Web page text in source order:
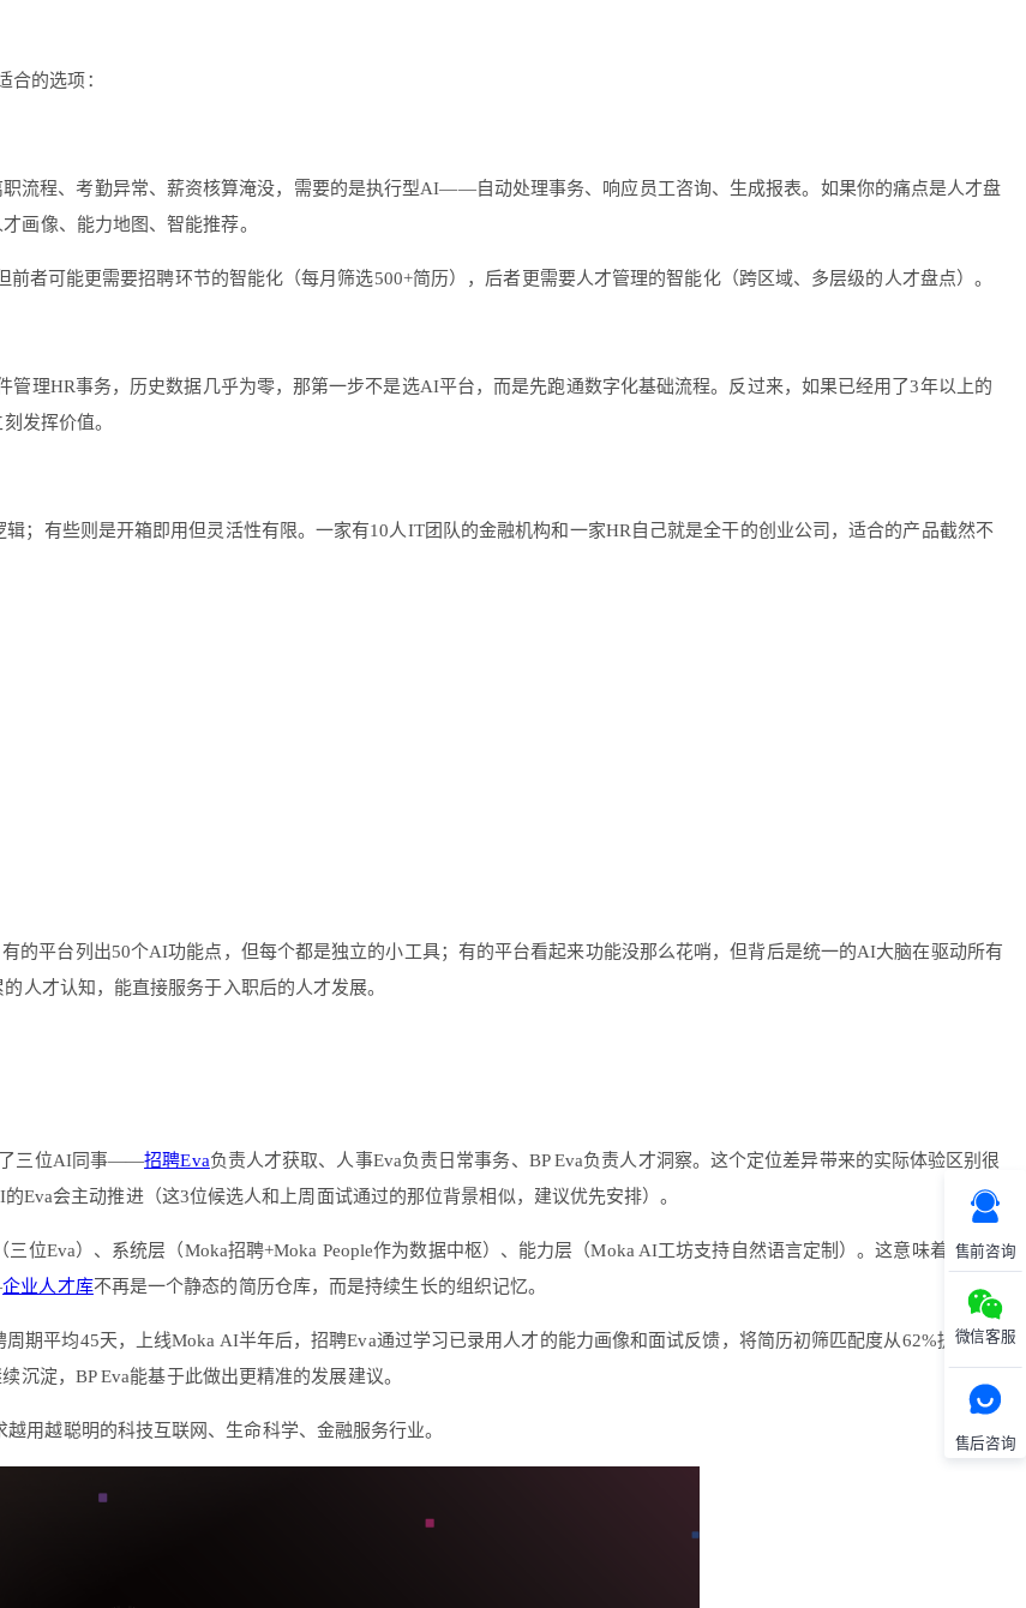
售前咨询
微信客服
售后咨询
合的选项：
流程、考勤异常、薪资核算淹没，需要的是执行型AI——自动处理事务、响应员工咨询、生成报表。如果你的痛点是人才盘
画像、能力地图、智能推荐。
者可能更需要招聘环节的智能化（每月筛选500+简历），后者更需要人才管理的智能化（跨区域、多层级的人才盘点）。
理HR事务，历史数据几乎为零，那第一步不是选AI平台，而是先跑通数字化基础流程。反过来，如果已经用了3年以上的
发挥价值。
；有些则是开箱即用但灵活性有限。一家有10人IT团队的金融机构和一家HR自己就是全干的创业公司，适合的产品截然不
的平台列出50个AI功能点，但每个都是独立的小工具；有的平台看起来功能没那么花哨，但背后是统一的AI大脑在驱动所有
才认知，能直接服务于入职后的人才发展。
了三位AI同事——招聘Eva负责人才获取、人事Eva负责日常事务、BP Eva负责人才洞察。这个定位差异带来的实际体验区别很
Eva会主动推进（这3位候选人和上周面试通过的那位背景相似，建议优先安排）。
位Eva）、系统层（Moka招聘+Moka People作为数据中枢）、能力层（Moka AI工坊支持自然语言定制）。这意味着企业在
企业人才库不再是一个静态的简历仓库，而是持续生长的组织记忆。
期平均45天，上线Moka AI半年后，招聘Eva通过学习已录用人才的能力画像和面试反馈，将简历初筛匹配度从62%提升到
沉淀，BP Eva能基于此做出更精准的发展建议。
用越聪明的科技互联网、生命科学、金融服务行业。